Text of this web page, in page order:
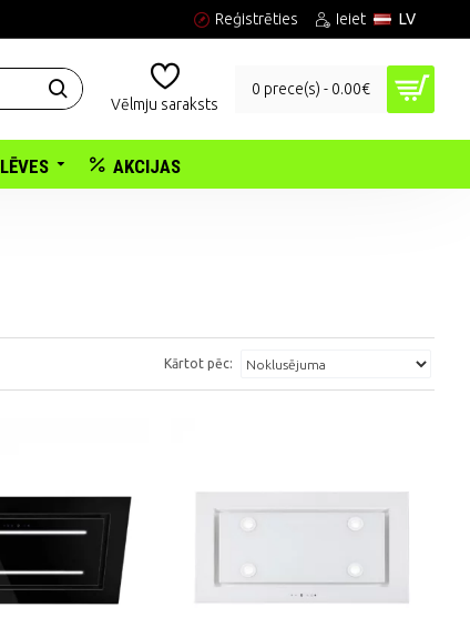
LV
Reģistrēties Ieiet
Vēlmju saraksts
0 prece(s) - 0.00€
AKCIJAS
Kārtot pēc: